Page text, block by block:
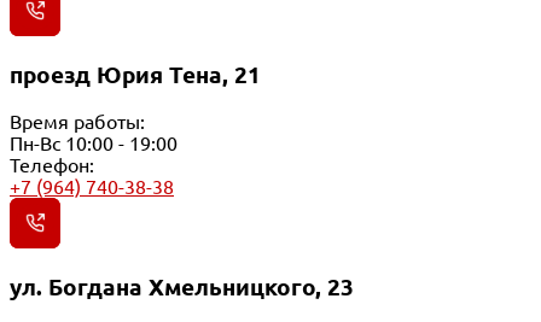
проезд Юрия Тена, 21
Время работы:
Пн-Вс 10:00 - 19:00
Телефон:
+7 (964) 740-38-38
ул. Богдана Хмельницкого, 23